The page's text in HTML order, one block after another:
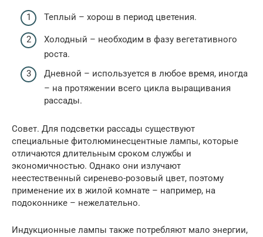
Теплый – хорош в период цветения.
Холодный – необходим в фазу вегетативного
роста.
Дневной – используется в любое время, иногда
– на протяжении всего цикла выращивания
рассады.
Совет. Для подсветки рассады существуют
специальные фитолюминесцентные лампы, которые
отличаются длительным сроком службы и
экономичностью. Однако они излучают
неестественный сиренево-розовый цвет, поэтому
применение их в жилой комнате – например, на
подоконнике – нежелательно.
Индукционные лампы также потребляют мало энергии,